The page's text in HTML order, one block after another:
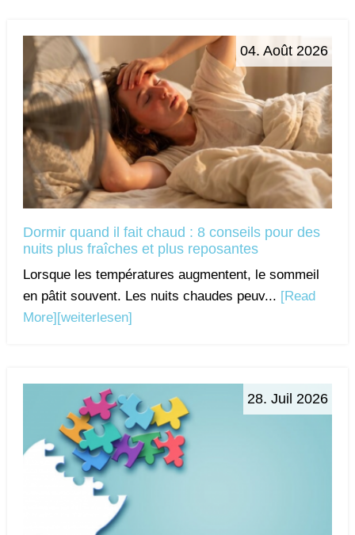
04. Août 2026
Dormir quand il fait chaud : 8 conseils pour des
nuits plus fraîches et plus reposantes
Lorsque les températures augmentent, le sommeil
en pâtit souvent. Les nuits chaudes peuv... [Read
More] [weiterlesen]
28. Juil 2026